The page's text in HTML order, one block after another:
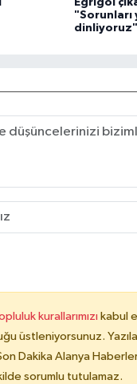
"Sorunları
dinliyoruz"
kurallarımızı kabul
üstleniyorsunuz.
Dakika Alanya
sorumlu tutulamaz.